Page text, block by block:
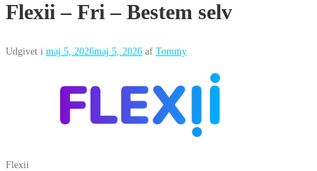
Flexii – Fri – Bestem selv
Udgivet i maj 5, 2026maj 5, 2026 af Tommy
Flexii